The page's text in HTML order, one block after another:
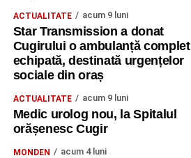
ACTUALITATE acum 9 luni
Star Transmission a donat
Cugirului o ambulanță complet
echipată, destinată urgențelor
sociale din oraș
ACTUALITATE acum 9 luni
Medic urolog nou, la Spitalul
orășenesc Cugir
MONDEN acum 4 luni